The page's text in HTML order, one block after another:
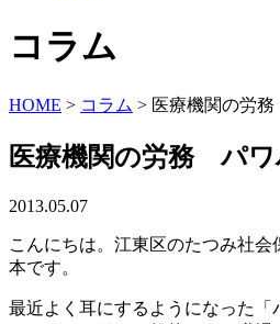
コラム
HOME > コラム > 医療機関の労
医療機関の労務 パ
2013.05.07
こんにちは。江東区のたつみ社
本です。
最近よく耳にするようになった